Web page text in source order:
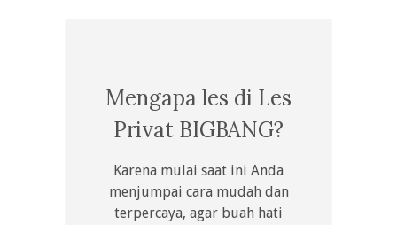
Mengapa les di Les
Privat BIGBANG?
Karena mulai saat ini Anda
menjumpai cara mudah dan
terpercaya, agar buah hati